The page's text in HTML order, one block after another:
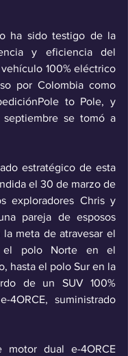
ha sido testigo de la
y eficiencia del
100% eléctrico
por Colombia como
to Pole, y
se tomó a
estratégico de esta
el 30 de marzo de
exploradores Chris y
pareja de esposos
meta de atravesar el
el polo Norte en el
hasta el polo Sur en la
de un SUV 100%
4ORCE, suministrado
motor dual e-4ORCE